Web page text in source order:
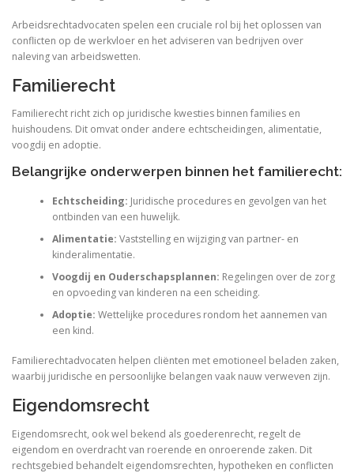
Arbeidsrechtadvocaten spelen een cruciale rol bij het oplossen van
conflicten op de werkvloer en het adviseren van bedrijven over
naleving van arbeidswetten.
Familierecht
Familierecht richt zich op juridische kwesties binnen families en
huishoudens. Dit omvat onder andere echtscheidingen, alimentatie,
voogdij en adoptie.
Belangrijke onderwerpen binnen het familierecht:
Echtscheiding: Juridische procedures en gevolgen van het
ontbinden van een huwelijk.
Alimentatie: Vaststelling en wijziging van partner- en
kinderalimentatie.
Voogdij en Ouderschapsplannen: Regelingen over de zorg
en opvoeding van kinderen na een scheiding.
Adoptie: Wettelijke procedures rondom het aannemen van
een kind.
Familierechtadvocaten helpen cliënten met emotioneel beladen zaken,
waarbij juridische en persoonlijke belangen vaak nauw verweven zijn.
Eigendomsrecht
Eigendomsrecht, ook wel bekend als goederenrecht, regelt de
eigendom en overdracht van roerende en onroerende zaken. Dit
rechtsgebied behandelt eigendomsrechten, hypotheken en conflicten